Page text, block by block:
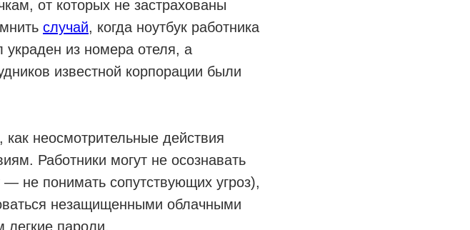
от которых не застрахованы
случай, когда ноутбук работника
украден из номера отеля, а
известной корпорации были
неосмотрительные действия
Работники могут не осознавать
не понимать сопутствующих угроз),
незащищенными облачными
пароли.